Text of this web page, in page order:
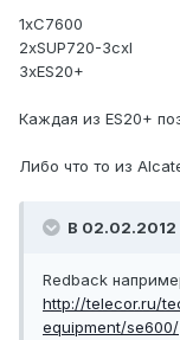
1хC7600
2хSUP720-3cxl
3хES20+
Каждая из ES20+
Либо что то из
В 02.02.2012
Redback
http://telecor.ru/
equipment/se600/